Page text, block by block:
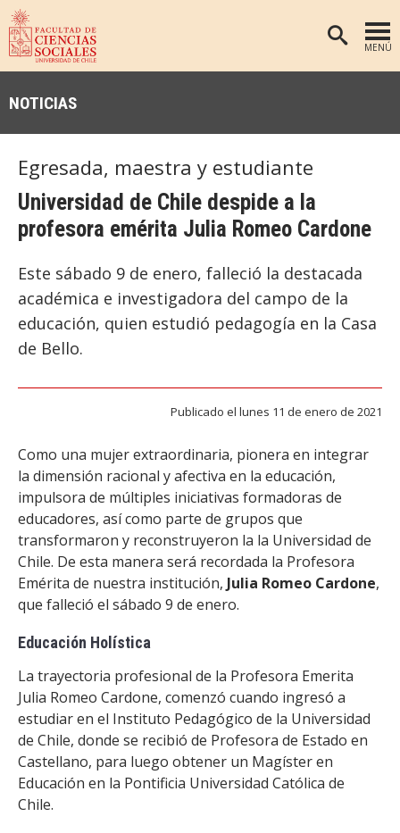
MENÚ
ANTROPOLOGÍA
EDUCACIÓN
SOCIOLOGÍA
TRABAJO SOCIAL
PREGRADO
POSTGRADO
PUBLICACIONES
EXTENSIÓN
ESTUDIANTES
FUNCIONARIOS
EGRESADOS
NOTICIAS
Egresada, maestra y estudiante
Universidad de Chile despide a la
profesora emérita Julia Romeo Cardone
Este sábado 9 de enero, falleció la destacada
académica e investigadora del campo de la
educación, quien estudió pedagogía en la Casa
de Bello.
Publicado el lunes 11 de enero de 2021
Como una mujer extraordinaria, pionera en integrar
la dimensión racional y afectiva en la educación,
impulsora de múltiples iniciativas formadoras de
educadores, así como parte de grupos que
transformaron y reconstruyeron la la Universidad de
Chile. De esta manera será recordada la Profesora
Emérita de nuestra institución, Julia Romeo Cardone,
que falleció el sábado 9 de enero.
Educación Holística
La trayectoria profesional de la Profesora Emerita
Julia Romeo Cardone, comenzó cuando ingresó a
estudiar en el Instituto Pedagógico de la Universidad
de Chile, donde se recibió de Profesora de Estado en
Castellano, para luego obtener un Magíster en
Educación en la Pontificia Universidad Católica de
Chile.